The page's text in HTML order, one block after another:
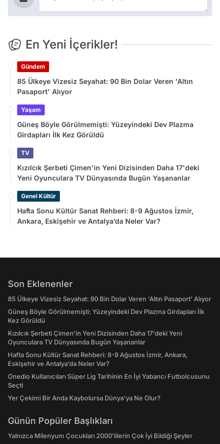
En Yeni İçerikler!
Gündem
85 Ülkeye Vizesiz Seyahat: 90 Bin Dolar Veren 'Altın
Pasaport' Alıyor
Yaşam
Güneş Böyle Görülmemişti: Yüzeyindeki Dev Plazma
Girdapları İlk Kez Görüldü
TV
Kızılcık Şerbeti Çimen'in Yeni Dizisinden Daha 17'deki
Yeni Oyunculara TV Dünyasında Bugün Yaşananlar
Genel Kültür
Hafta Sonu Kültür Sanat Rehberi: 8-9 Ağustos İzmir,
Ankara, Eskişehir ve Antalya’da Neler Var?
Son Eklenenler
85 Ülkeye Vizesiz Seyahat: 90 Bin Dolar Veren 'Altın Pasaport' Alıyor
Güneş Böyle Görülmemişti: Yüzeyindeki Dev Plazma Girdapları İlk
Kez Görüldü
Kızılcık Şerbeti Çimen'in Yeni Dizisinden Daha 17'deki Yeni
Oyunculara TV Dünyasında Bugün Yaşananlar
Hafta Sonu Kültür Sanat Rehberi: 8-9 Ağustos İzmir, Ankara,
Eskişehir ve Antalya’da Neler Var?
Onedio Kullanıcıları Süper Lig Tarihinin En İyi Yabancı Futbolcusunu
Seçti
Yer Çekimi Bir Anda Kaybolursa Dünya'ya Ne Olur?
Günün Popüler Başlıkları
Yalnızca Milenyum Çocukları 2000'lilerin Çok İyi Bildiği Şeyler